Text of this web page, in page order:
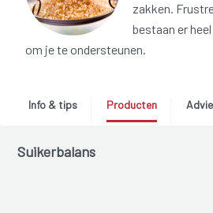
zakken.
bestaan er
om je te ondersteunen.
Info & tips Producten
Suikerbalans